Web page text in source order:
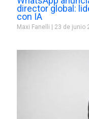
director global:
con IA
Maxi Fanelli 23 de junio